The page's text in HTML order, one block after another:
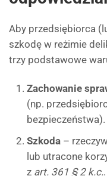
Aby przedsiębiorca
szkodę w reżimie
trzy podstawowe
Zachowanie
(np.
bezpieczeństwa).
Szkoda –
lub utracone
z art. 361 § 2 k.c..